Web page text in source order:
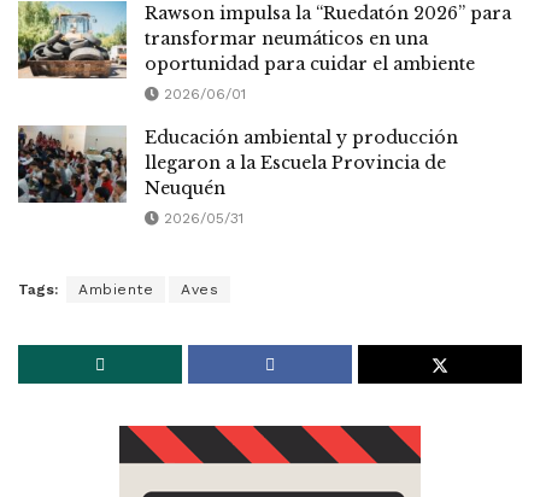
Rawson impulsa la “Ruedatón 2026” para
transformar neumáticos en una
oportunidad para cuidar el ambiente
2026/06/01
Educación ambiental y producción
llegaron a la Escuela Provincia de
Neuquén
2026/05/31
Tags: Ambiente Aves